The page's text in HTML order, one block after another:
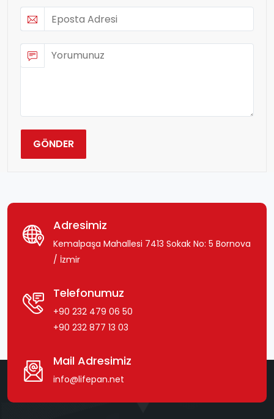
Adresimiz
Kemalpaşa Mahallesi 7413 Sokak No: 5 Bornova
/ İzmir
Telefonumuz
+90 232 479 06 50
+90 232 877 13 03
Mail Adresimiz
info@lifepan.net